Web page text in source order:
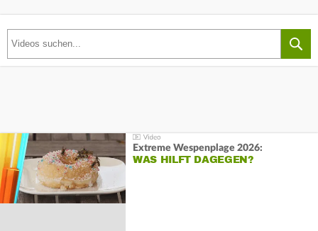
Extreme Wespenplage 2026:
WAS HILFT DAGEGEN?